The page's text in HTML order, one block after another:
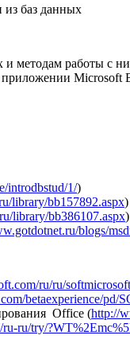
из баз данных
и методам работы
introdbstud/1/)
library/bb157892.aspx)
library/bb386107.aspx)
blogs/
ru/ru/
betaexperience/pd/
Office (http://
ru-ru/try/